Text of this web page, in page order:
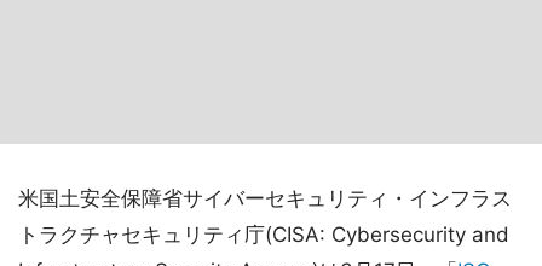
米国土安全保障省サイバーセキュリティ・インフラス
トラクチャセキュリティ庁(CISA: Cybersecurity and